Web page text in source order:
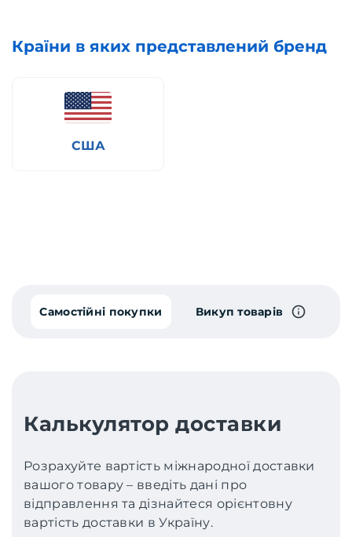
Країни в яких представлений бренд
США
Самостійні покупки Викуп товарів
Калькулятор доставки
Розрахуйте вартість міжнародної доставки
вашого товару – введіть дані про
відправлення та дізнайтеся орієнтовну
вартість доставки в Україну.